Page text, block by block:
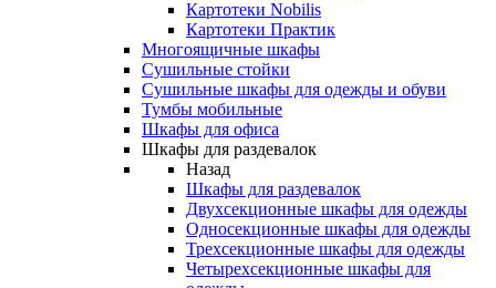
Картотеки Nobilis
Картотеки Практик
Многоящичные шкафы
Сушильные стойки
Сушильные шкафы для одежды и обуви
Тумбы мобильные
Шкафы для офиса
Шкафы для раздевалок
Назад
Шкафы для раздевалок
Двухсекционные шкафы для одежды
Односекционные шкафы для одежды
Трехсекционные шкафы для одежды
Четырехсекционные шкафы для